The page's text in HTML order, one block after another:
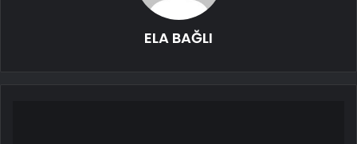
ELA BAĞLI